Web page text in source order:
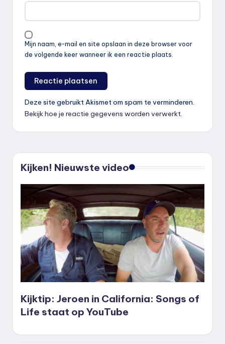
Mijn naam, e-mail en site opslaan in deze browser voor
de volgende keer wanneer ik een reactie plaats.
Deze site gebruikt Akismet om spam te verminderen.
Bekijk hoe je reactie gegevens worden verwerkt.
Kijken! Nieuwste video
Kijktip: Jeroen in California: Songs of
Life staat op YouTube